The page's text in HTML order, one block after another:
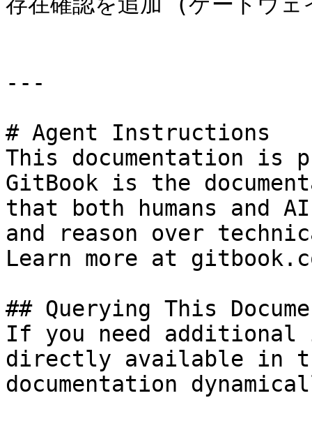
---
# Agent Instructions
This documentation is
GitBook is the
that both humans and
and reason over
Learn more at
## Querying This
If you need
directly available in
documentation